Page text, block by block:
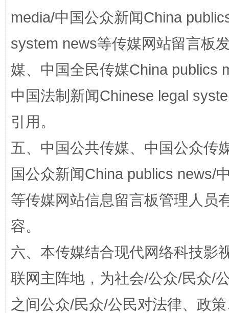
media/中国公众新闻China
system news等传媒网站留言板
媒、中国全民传媒China publics
中国法制新闻Chinese legal
引用。
五、中国公共传媒、中国公众传
国公众新闻China publics news/
等传媒网站信息留言板管理人员
容。
六、本传媒结合现代网络科技影
联网主阵地，为社会/公众/民众/
之间公众/民众/公民对法律、政